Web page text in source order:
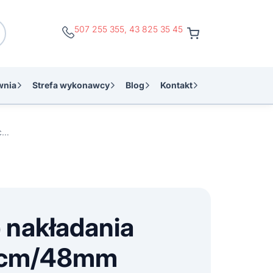
507 255 355 43 825 35 45
Strefa wykonawcy Blog Kontakt
Wałek do nakładania gładzi 10cm/48mm rączka 8mm
48mm